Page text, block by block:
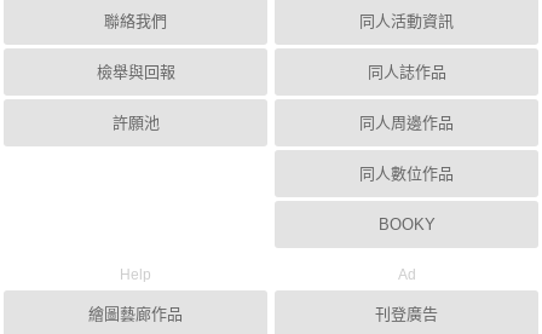
聯絡我們
檢舉與回報
許願池
同人活動資訊
同人誌作品
同人周邊作品
同人數位作品
BOOKY
Help
繪圖藝廊作品
Ad
刊登廣告